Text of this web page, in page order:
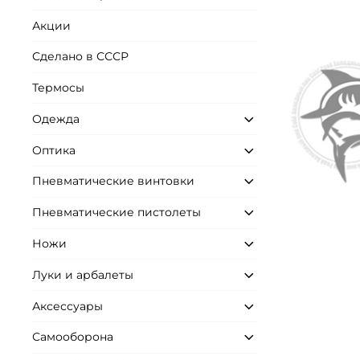
Акции
Сделано в СССР
Термосы
Одежда
Оптика
Пневматические винтовки
Пневматические пистолеты
Ножи
Луки и арбалеты
Аксессуары
Самооборона